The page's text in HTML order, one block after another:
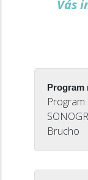
Vás
Program
Brucho